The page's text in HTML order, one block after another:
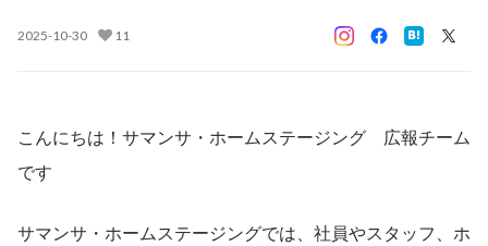
2025-10-30 11
こんにちは！サマンサ・ホームステージング　広報チーム
です
サマンサ・ホームステージングでは、社員やスタッフ、ホ